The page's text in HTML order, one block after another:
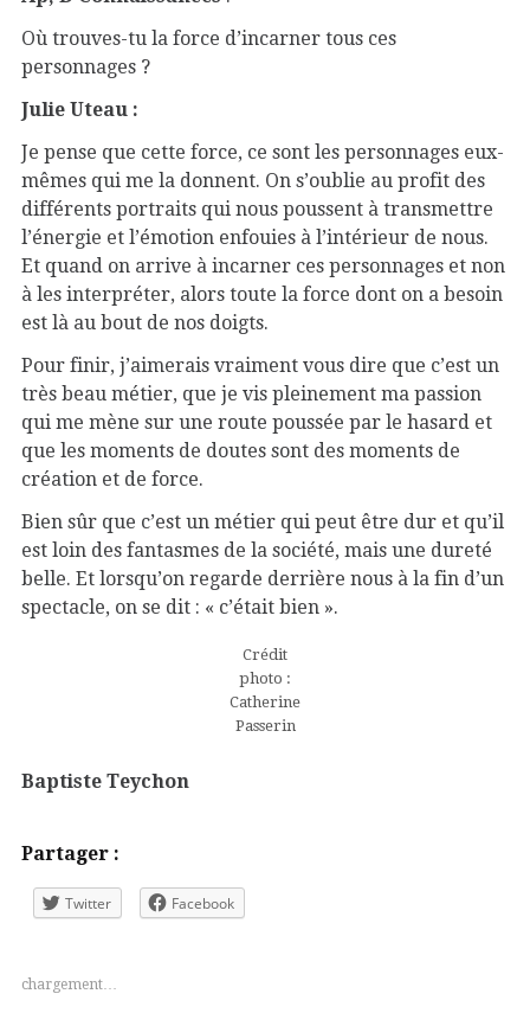
Où trouves-tu la force d’incarner tous ces
personnages ?
Julie Uteau :
Je pense que cette force, ce sont les personnages eux-
mêmes qui me la donnent. On s’oublie au profit des
différents portraits qui nous poussent à transmettre
l’énergie et l’émotion enfouies à l’intérieur de nous.
Et quand on arrive à incarner ces personnages et non
à les interpréter, alors toute la force dont on a besoin
est là au bout de nos doigts.
Pour finir, j’aimerais vraiment vous dire que c’est un
très beau métier, que je vis pleinement ma passion
qui me mène sur une route poussée par le hasard et
que les moments de doutes sont des moments de
création et de force.
Bien sûr que c’est un métier qui peut être dur et qu’il
est loin des fantasmes de la société, mais une dureté
belle. Et lorsqu’on regarde derrière nous à la fin d’un
spectacle, on se dit : « c’était bien ».
Crédit
photo :
Catherine
Passerin
Baptiste Teychon
Partager :
Twitter Facebook
chargement…